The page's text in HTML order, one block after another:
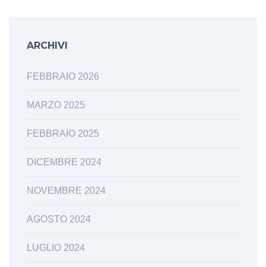
ARCHIVI
FEBBRAIO 2026
MARZO 2025
FEBBRAIO 2025
DICEMBRE 2024
NOVEMBRE 2024
AGOSTO 2024
LUGLIO 2024